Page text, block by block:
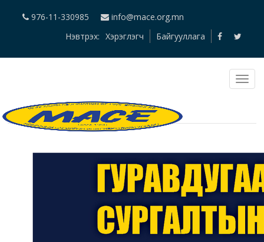
976-11-330985
info@mace.org.mn
Нэвтрэх: Хэрэглэгч Байгууллага